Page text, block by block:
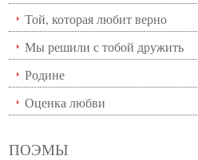
Той, которая любит верно
Мы решили с тобой дружить
Родине
Оценка любви
ПОЭМЫ